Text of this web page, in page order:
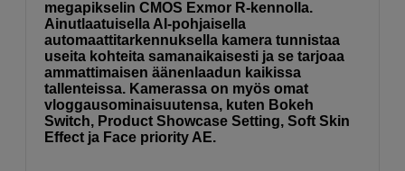
megapikselin CMOS Exmor R-kennolla.
Ainutlaatuisella AI-pohjaisella
automaattitarkennuksella kamera tunnistaa
useita kohteita samanaikaisesti ja se tarjoaa
ammattimaisen äänenlaadun kaikissa
tallenteissa. Kamerassa on myös omat
vloggausominaisuutensa, kuten Bokeh
Switch, Product Showcase Setting, Soft Skin
Effect ja Face priority AE.